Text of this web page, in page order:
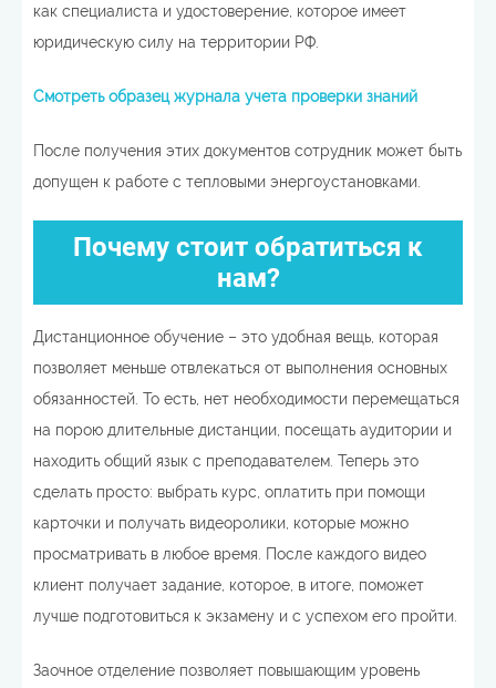
как специалиста и удостоверение, которое имеет
юридическую силу на территории РФ.
Смотрeть образец журнала учета проверки знаний
После получения этих документов сотрудник может быть
допущен к работе с тепловыми энергоустановками.
Почему стоит обратиться к
нам?
Дистанционное обучение – это удобная вещь, которая
позволяет меньше отвлекаться от выполнения основных
обязанностей. То есть, нет необходимости перемещаться
на порою длительные дистанции, посещать аудитории и
находить общий язык с преподавателем. Теперь это
сделать просто: выбрать курс, оплатить при помощи
карточки и получать видеоролики, которые можно
просматривать в любое время. После каждого видео
клиент получает задание, которое, в итоге, поможет
лучше подготовиться к экзамену и с успехом его пройти.
Заочное отделение позволяет повышающим уровень